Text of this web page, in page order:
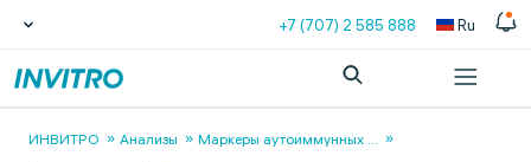
+7 (707) 2 585 888 Ru
ИНВИТРО Анализы Маркеры аутоиммунных ...